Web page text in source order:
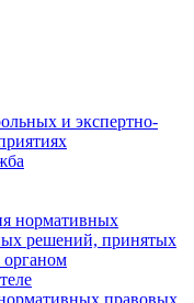
и экспертно-
нормативных
решений, принятых
органом
правовых